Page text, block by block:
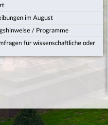
im August
/ Programme
für wissenschaftliche oder